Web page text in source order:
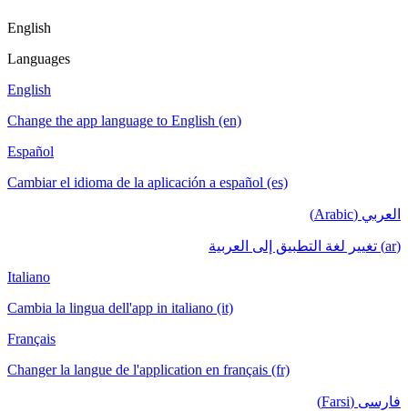
English
Languages
English
Change the app language to English (en)
Español
Cambiar el idioma de la aplicación a español (es)
العربي (Arabic)
(ar) تغيير لغة التطبيق إلى العربية
Italiano
Cambia la lingua dell'app in italiano (it)
Français
Changer la langue de l'application en français (fr)
فارسی (Farsi)